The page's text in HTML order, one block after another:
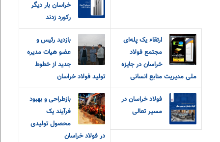
خراسان بار دیگر
رکورد زدند
ارتقاء یک پله‌ای
مجتمع فولاد
خراسان در جایزه
ملی مدیریت منابع انسانی
بازدید رئیس و
عضو هیات مدیره
جدید از خطوط
تولید فولاد خراسان
فولاد خراسان در
مسیر تعالی
بازطراحی و بهبود
فرآیند یک
محصول تولیدی
در فولاد خراسان